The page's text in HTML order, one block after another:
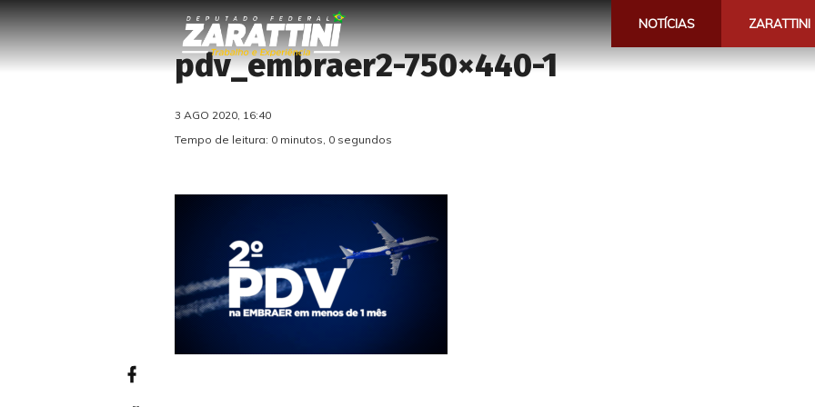
NOTÍCIAS ZARATTINI
pdv_embraer2-750×440-1
3 AGO 2020, 16:40
Tempo de leitura: 0 minutos, 0 segundos